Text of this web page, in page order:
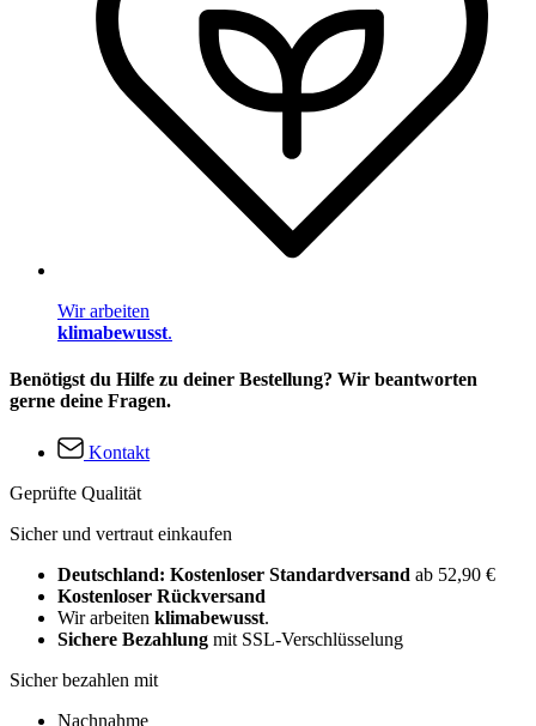
Wir arbeiten
klimabewusst.
Benötigst du Hilfe zu deiner Bestellung? Wir beantworten
gerne deine Fragen.
Kontakt
Geprüfte Qualität
Sicher und vertraut einkaufen
Deutschland: Kostenloser Standardversand ab 52,90 €
Kostenloser Rückversand
Wir arbeiten klimabewusst.
Sichere Bezahlung mit SSL-Verschlüsselung
Sicher bezahlen mit
Nachnahme